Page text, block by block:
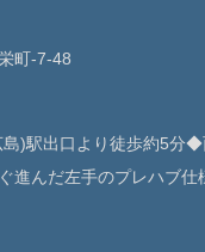
町-7-48
島)駅出口より徒歩約5分
進んだ左手のプレハブ仕